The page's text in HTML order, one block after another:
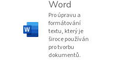
Word
Pro úpravu a
formátování
textu, který je
široce používán
pro tvorbu
dokumentů.